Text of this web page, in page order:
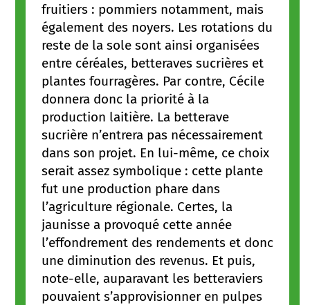
fruitiers : pommiers notamment, mais
également des noyers. Les rotations du
reste de la sole sont ainsi organisées
entre céréales, betteraves sucrières et
plantes fourragères. Par contre, Cécile
donnera donc la priorité à la
production laitière. La betterave
sucrière n’entrera pas nécessairement
dans son projet. En lui-même, ce choix
serait assez symbolique : cette plante
fut une production phare dans
l’agriculture régionale. Certes, la
jaunisse a provoqué cette année
l’effondrement des rendements et donc
une diminution des revenus. Et puis,
note-elle, auparavant les betteraviers
pouvaient s’approvisionner en pulpes